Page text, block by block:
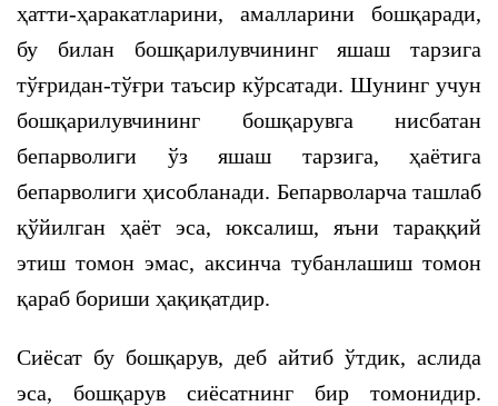
ҳатти-ҳаракатларини, амалларини бошқаради,
бу билан бошқарилувчининг яшаш тарзига
тўғридан-тўғри таъсир кўрсатади. Шунинг учун
бошқарилувчининг бошқарувга нисбатан
бепарволиги ўз яшаш тарзига, ҳаётига
бепарволиги ҳисобланади. Бепарволарча ташлаб
қўйилган ҳаёт эса, юксалиш, яъни тараққий
этиш томон эмас, аксинча тубанлашиш томон
қараб бориши ҳақиқатдир.
Сиёсат бу бошқарув, деб айтиб ўтдик, аслида
эса, бошқарув сиёсатнинг бир томонидир.